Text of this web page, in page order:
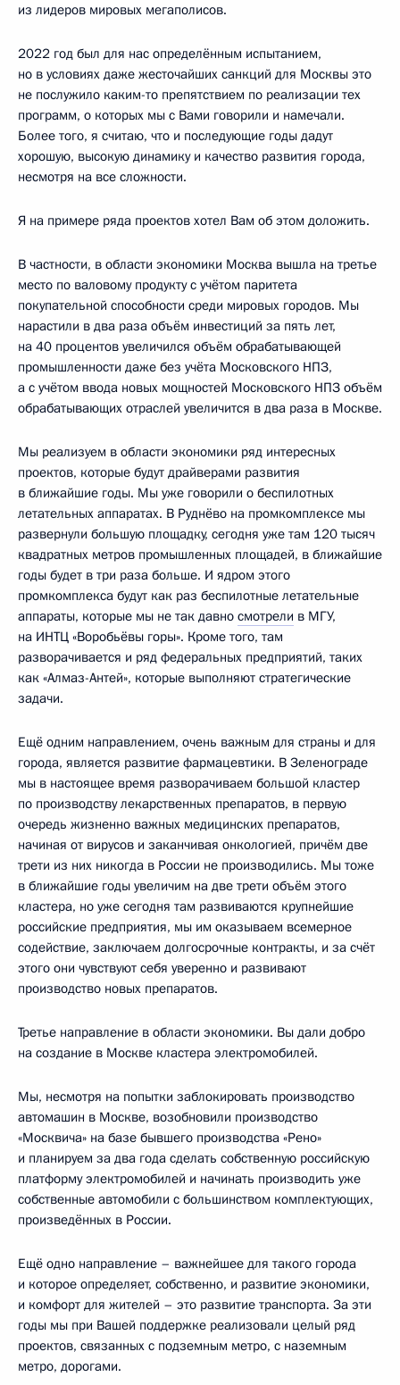
из лидеров мировых мегаполисов.
2022 год был для нас определённым испытанием,
но в условиях даже жесточайших санкций для Москвы это
не послужило каким-то препятствием по реализации тех
программ, о которых мы с Вами говорили и намечали.
Более того, я считаю, что и последующие годы дадут
хорошую, высокую динамику и качество развития города,
несмотря на все сложности.
Я на примере ряда проектов хотел Вам об этом доложить.
В частности, в области экономики Москва вышла на третье
место по валовому продукту с учётом паритета
покупательной способности среди мировых городов. Мы
нарастили в два раза объём инвестиций за пять лет,
на 40 процентов увеличился объём обрабатывающей
промышленности даже без учёта Московского НПЗ,
а с учётом ввода новых мощностей Московского НПЗ объём
обрабатывающих отраслей увеличится в два раза в Москве.
Мы реализуем в области экономики ряд интересных
проектов, которые будут драйверами развития
в ближайшие годы. Мы уже говорили о беспилотных
летательных аппаратах. В Руднёво на промкомплексе мы
развернули большую площадку, сегодня уже там 120 тысяч
квадратных метров промышленных площадей, в ближайшие
годы будет в три раза больше. И ядром этого
промкомплекса будут как раз беспилотные летательные
аппараты, которые мы не так давно смотрели в МГУ,
на ИНТЦ «Воробьёвы горы». Кроме того, там
разворачивается и ряд федеральных предприятий, таких
как «Алмаз-Антей», которые выполняют стратегические
задачи.
Ещё одним направлением, очень важным для страны и для
города, является развитие фармацевтики. В Зеленограде
мы в настоящее время разворачиваем большой кластер
по производству лекарственных препаратов, в первую
очередь жизненно важных медицинских препаратов,
начиная от вирусов и заканчивая онкологией, причём две
трети из них никогда в России не производились. Мы тоже
в ближайшие годы увеличим на две трети объём этого
кластера, но уже сегодня там развиваются крупнейшие
российские предприятия, мы им оказываем всемерное
содействие, заключаем долгосрочные контракты, и за счёт
этого они чувствуют себя уверенно и развивают
производство новых препаратов.
Третье направление в области экономики. Вы дали добро
на создание в Москве кластера электромобилей.
Мы, несмотря на попытки заблокировать производство
автомашин в Москве, возобновили производство
«Москвича» на базе бывшего производства «Рено»
и планируем за два года сделать собственную российскую
платформу электромобилей и начинать производить уже
собственные автомобили с большинством комплектующих,
произведённых в России.
Ещё одно направление – важнейшее для такого города
и которое определяет, собственно, и развитие экономики,
и комфорт для жителей – это развитие транспорта. За эти
годы мы при Вашей поддержке реализовали целый ряд
проектов, связанных с подземным метро, с наземным
метро, дорогами.